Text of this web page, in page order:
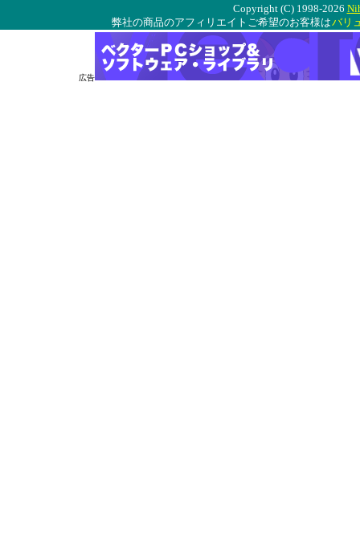
Copyright (C) 1998-2026
弊社の商品のアフィリエイトご希望のお客様はバリ
広告